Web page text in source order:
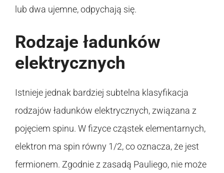
lub dwa ujemne, odpychają się.
Rodzaje ładunków
elektrycznych
Istnieje jednak bardziej subtelna klasyfikacja
rodzajów ładunków elektrycznych, związana z
pojęciem spinu. W fizyce cząstek elementarnych,
elektron ma spin równy 1/2, co oznacza, że jest
fermionem. Zgodnie z zasadą Pauliego, nie może